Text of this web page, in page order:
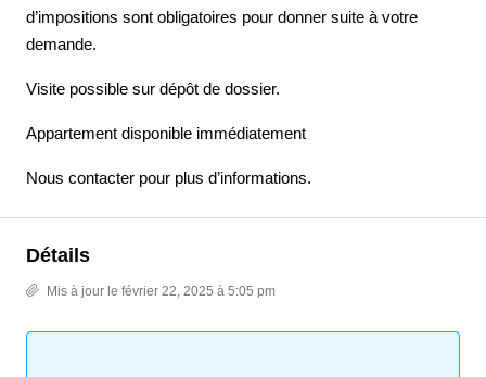
d’impositions sont obligatoires pour donner suite à votre
demande.
Visite possible sur dépôt de dossier.
Appartement disponible immédiatement
Nous contacter pour plus d’informations.
Détails
Mis à jour le février 22, 2025 à 5:05 pm